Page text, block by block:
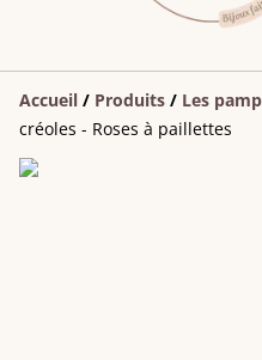
Accueil / Produits / Les
créoles - Roses à paillettes